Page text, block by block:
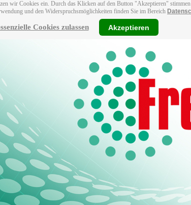
wir Cookies ein. Durch das Klicken auf den Button "Akzeptieren"
und den Widerspruchsmöglichkeiten finden Sie im Bereich
Cookies zulassen Akzeptieren